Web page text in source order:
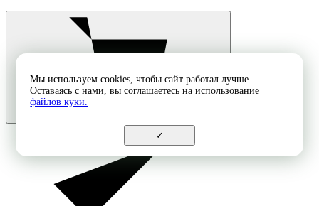
Мы используем cookies, чтобы сайт работал лучше.
Оставаясь с нами, вы соглашаетесь на использование
файлов куки.
✓